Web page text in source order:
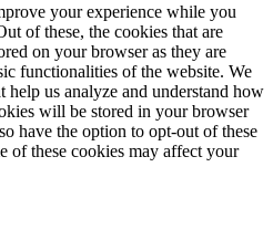
your experience while you
of these, the cookies that are
on your browser as they are
functionalities of the website. We
help us analyze and understand how
will be stored in your browser
have the option to opt-out of these
of these cookies may affect your